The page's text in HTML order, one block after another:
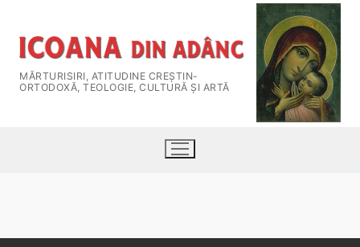
MĂRTURISIRI, ATITUDINE CREŞTIN-
ORTODOXĂ, TEOLOGIE, CULTURĂ ȘI ARTĂ